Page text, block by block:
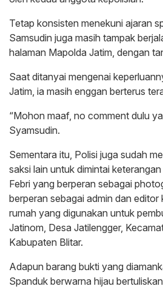
Tetap konsisten menekuni ajaran
Samsudin juga masih tampak
halaman Mapolda Jatim, dengan
Saat ditanyai mengenai
Jatim, ia masih enggan berterus
“Mohon maaf, no comment dulu
Syamsudin.
Sementara itu, Polisi juga sudah
saksi lain untuk dimintai
Febri yang berperan sebagai
berperan sebagai admin dan editor
rumah yang digunakan untuk
Jatinom, Desa Jatilengger,
Kabupaten Blitar.
Adapun barang bukti yang
Spanduk berwarna hijau